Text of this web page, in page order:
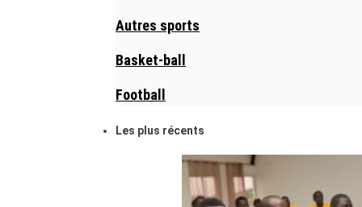
Autres sports
Basket-ball
Football
Les plus récents